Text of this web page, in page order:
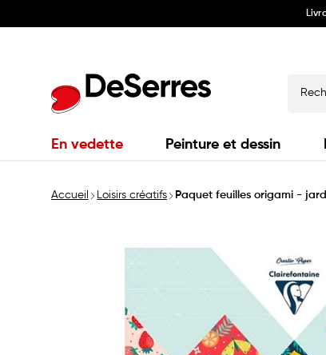
En vedette Peinture et dessin
Accueil Loisirs créatifs Paquet feuilles origami -